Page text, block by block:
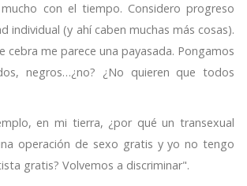
con el tiempo. Considero progreso
individual (y ahí caben muchas más cosas).
cebra me parece una payasada. Pongamos
negros…¿no? ¿No quieren que todos
en mi tierra, ¿por qué un transexual
operación de sexo gratis y yo no tengo
gratis? Volvemos a discriminar".